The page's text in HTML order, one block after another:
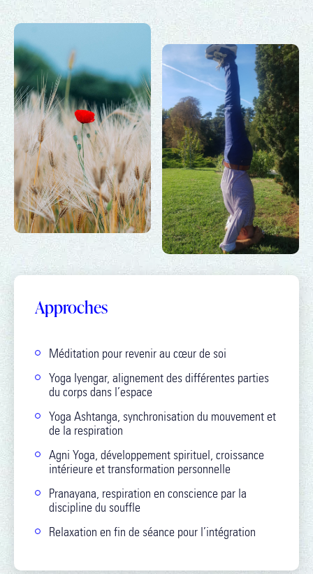
Approches
Méditation pour revenir au cœur de soi
Yoga Iyengar, alignement des différentes parties
du corps dans l’espace
Yoga Ashtanga, synchronisation du mouvement et
de la respiration
Agni Yoga, développement spirituel, croissance
intérieure et transformation personnelle
Pranayana, respiration en conscience par la
discipline du souffle
Relaxation en fin de séance pour l’intégration